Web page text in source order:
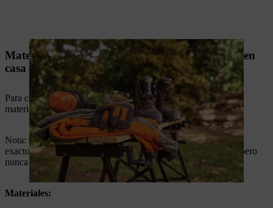
Materiales y herramientas para almacenar leña en
casa
Para construir un almacén de leña necesitarás los siguientes
materiales y herramientas.
Nota: si tu tienda de bricolaje no tiene madera de los tamaños
exactos que se indican a continuación, elige una más grande, pero
nunca más pequeña.
Materiales: